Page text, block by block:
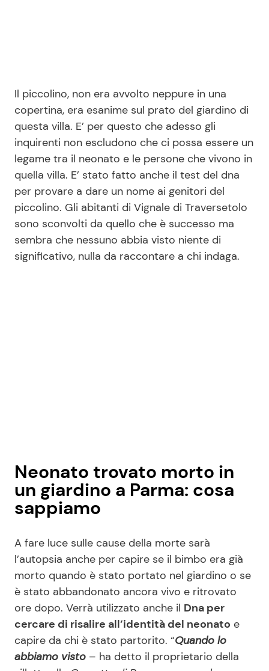
Privacy Policy
Il piccolino, non era avvolto neppure in una
copertina, era esanime sul prato del giardino di
questa villa. E’ per questo che adesso gli
inquirenti non escludono che ci possa essere un
legame tra il neonato e le persone che vivono in
quella villa. E’ stato fatto anche il test del dna
per provare a dare un nome ai genitori del
piccolino. Gli abitanti di Vignale di Traversetolo
sono sconvolti da quello che è successo ma
sembra che nessuno abbia visto niente di
significativo, nulla da raccontare a chi indaga.
Neonato trovato morto in
un giardino a Parma: cosa
sappiamo
A fare luce sulle cause della morte sarà
l’autopsia anche per capire se il bimbo era già
morto quando è stato portato nel giardino o se
è stato abbandonato ancora vivo e ritrovato
ore dopo. Verrà utilizzato anche il Dna per
cercare di risalire all’identità del neonato e
capire da chi è stato partorito. “Quando lo
abbiamo visto – ha detto il proprietario della